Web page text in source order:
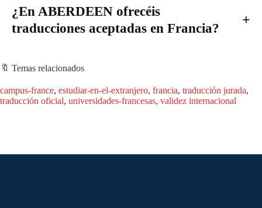
¿En ABERDEEN ofrecéis
traducciones aceptadas en Francia?
🔖 Temas relacionados
campus-france, estudiar-en-el-extranjero, francia, traducción jurada
traducción oficial, universidades-francesas, validez internacional